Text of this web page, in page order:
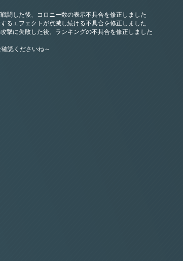
闘した後、コロニー数の表示不具合を修正しました
るエフェクトが点滅し続ける不具合を修正しました
撃に失敗した後、ランキングの不具合を修正しました
認くださいね～